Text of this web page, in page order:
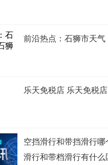
前沿热点：石狮市天气
乐天免税店 乐天免税店
空挡滑行和带挡滑行
滑行和带档滑行有什么